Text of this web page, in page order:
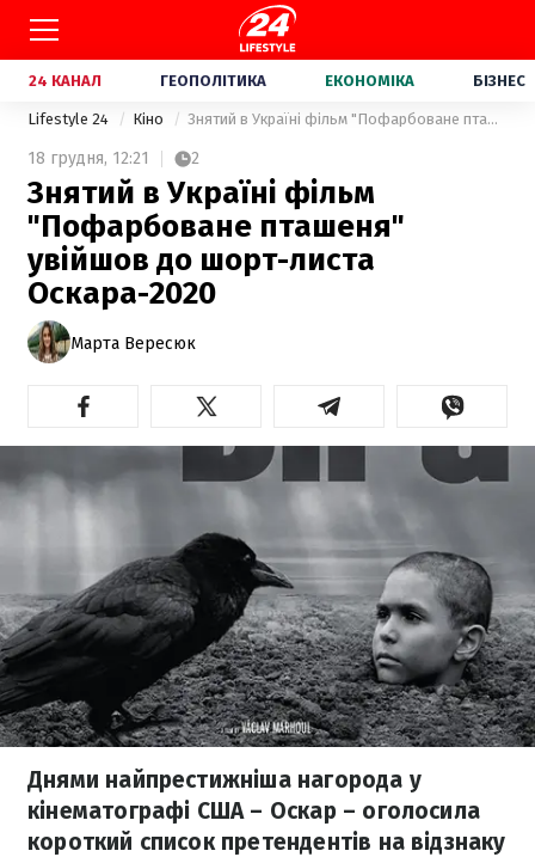
24 КАНАЛ ГЕОПОЛІТИКА ЕКОНОМІКА БІЗНЕС
Lifestyle 24 Кіно Знятий в Україні фільм "Пофарбоване пташеня" увійшов до шорт-листа Оскара-2020
18 грудня, 12:21 2
Знятий в Україні фільм
"Пофарбоване пташеня"
увійшов до шорт-листа
Оскара-2020
Марта Вересюк
Днями найпрестижніша нагорода у
кінематографі США – Оскар – оголосила
короткий список претендентів на відзнаку